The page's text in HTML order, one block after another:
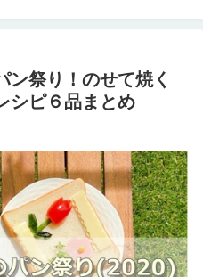
ン祭り！のせて焼く
シピ６品まとめ